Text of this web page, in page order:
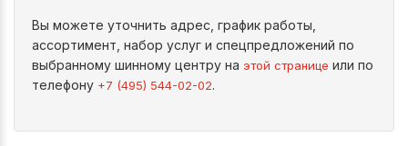
Вы можете уточнить адрес, график работы,
ассортимент, набор услуг и спецпредложений по
выбранному шинному центру на этой странице или по
телефону +7 (495) 544-02-02.